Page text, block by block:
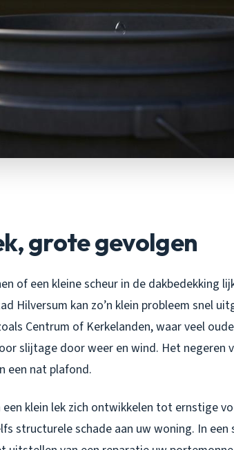
grote gevolgen
of een kleine scheur in de dakbedekking
Hilversum kan zo’n klein probleem snel
Centrum of Kerkelanden, waar veel
slijtage door weer en wind. Het negeren
een nat plafond.
een klein lek zich ontwikkelen tot ernstige
structurele schade aan uw woning. In